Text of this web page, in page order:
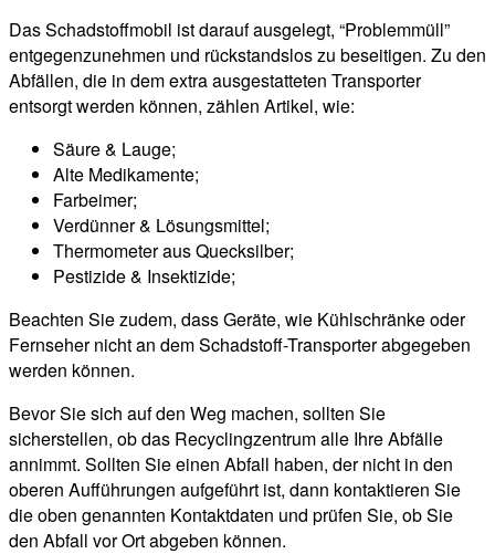
Das Schadstoffmobil ist darauf ausgelegt, “Problemmüll”
entgegenzunehmen und rückstandslos zu beseitigen. Zu den
Abfällen, die in dem extra ausgestatteten Transporter
entsorgt werden können, zählen Artikel, wie:
Säure & Lauge;
Alte Medikamente;
Farbeimer;
Verdünner & Lösungsmittel;
Thermometer aus Quecksilber;
Pestizide & Insektizide;
Beachten Sie zudem, dass Geräte, wie Kühlschränke oder
Fernseher nicht an dem Schadstoff-Transporter abgegeben
werden können.
Bevor Sie sich auf den Weg machen, sollten Sie
sicherstellen, ob das Recyclingzentrum alle Ihre Abfälle
annimmt. Sollten Sie einen Abfall haben, der nicht in den
oberen Aufführungen aufgeführt ist, dann kontaktieren Sie
die oben genannten Kontaktdaten und prüfen Sie, ob Sie
den Abfall vor Ort abgeben können.